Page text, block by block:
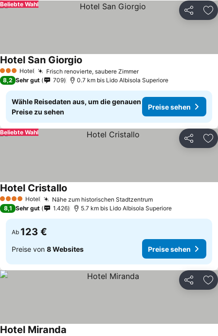
Teilen
Beliebte Wahl
3 SterneHotel Frisch renovierte, saubere Zimmer
Hotel San Giorgio
8,2 Sehr gut 709 0.7 km bis Lido Albisola Superiore
Wähle Reisedaten aus, um die genauen
Preise zu sehen
Preise sehen
Teilen
Beliebte Wahl
4 Sterne Hotel Nähe zum historischen Stadtzentrum
Hotel Cristallo
8,1 Sehr gut 1.426 5.7 km bis Lido Albisola Superiore
Ab 123 €
Preise von 8 Websites Preise sehen
Teilen
Hotel Miranda